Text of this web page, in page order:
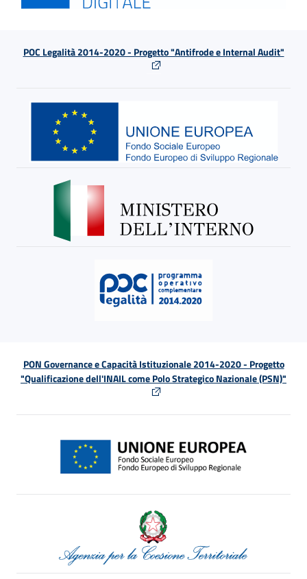
POC Legalità 2014-2020 - Progetto "Antifrode e Internal Audit"
PON Governance e Capacità Istituzionale 2014-2020 - Progetto
"Qualificazione dell'INAIL come Polo Strategico Nazionale (PSN)"